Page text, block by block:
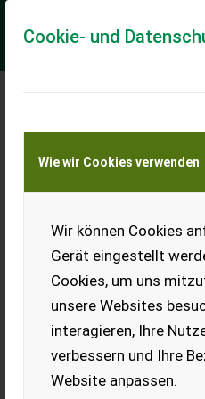
Cookie- und
Wie wir Cookies verwenden
Wir können Cookies
Gerät eingestellt
Cookies, um uns
unsere Websites
interagieren, Ihre
verbessern und Ihre
Website anpassen.
Meine
Transport von Land-
KEINE
Ladeort